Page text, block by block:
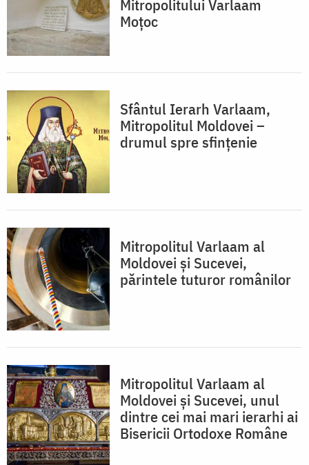
Mitropolitului Varlaam
Moțoc
Sfântul Ierarh Varlaam,
Mitropolitul Moldovei –
drumul spre sfințenie
Mitropolitul Varlaam al
Moldovei și Sucevei,
părintele tuturor românilor
Mitropolitul Varlaam al
Moldovei și Sucevei, unul
dintre cei mai mari ierarhi ai
Bisericii Ortodoxe Române